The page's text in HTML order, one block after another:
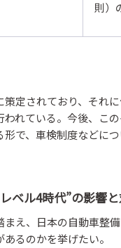
則）
定されており、それ
れている。今後、こ
形で、車検制度などに
ベル4時代”の影響
え、日本の自動車整
るのかを挙げたい。